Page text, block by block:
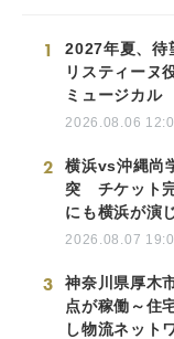
1
2027年夏、待
リスティーヌ
ミュージカル
2026.08.06
2
横浜vs沖縄尚
突 チケット
にも横浜が演
2026.08.07
3
神奈川県厚木
点が稼働～住
し物流ネット